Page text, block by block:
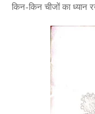
किन-किन चीजों का